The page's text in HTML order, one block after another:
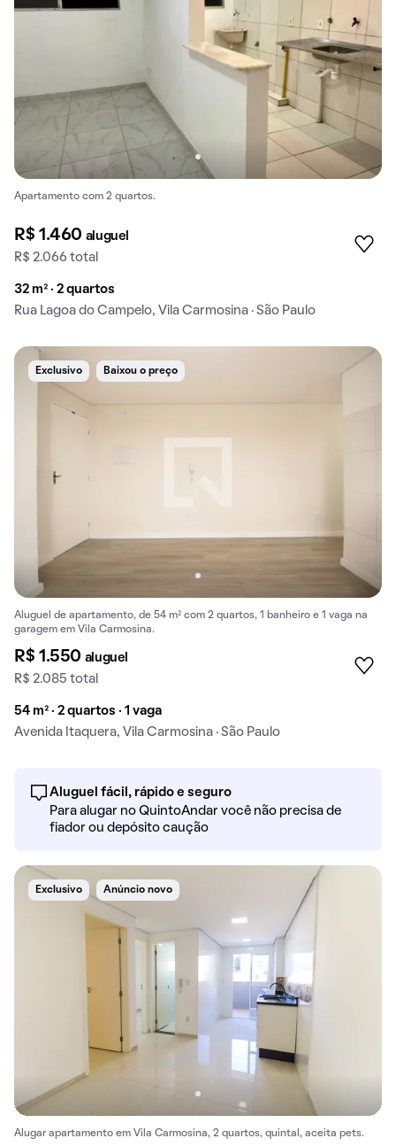
Apartamento com 2 quartos.
R$ 1.460 aluguel
R$ 2.066 total
32 m² · 2 quartos
Rua Lagoa do Campelo, Vila Carmosina · São Paulo
Exclusivo Baixou o preço
Aluguel de apartamento, de 54 m² com 2 quartos, 1 banheiro e 1 vaga na
garagem em Vila Carmosina.
R$ 1.550 aluguel
R$ 2.085 total
54 m² · 2 quartos · 1 vaga
Avenida Itaquera, Vila Carmosina · São Paulo
Aluguel fácil, rápido e seguro
Para alugar no QuintoAndar você não precisa de
fiador ou depósito caução
Exclusivo Anúncio novo
Alugar apartamento em Vila Carmosina, 2 quartos, quintal, aceita pets.